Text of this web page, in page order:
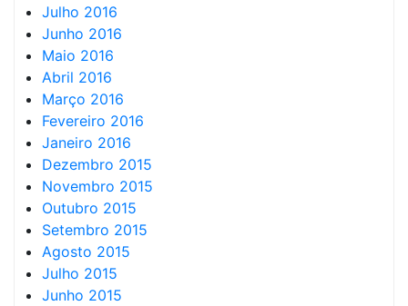
Julho 2016
Junho 2016
Maio 2016
Abril 2016
Março 2016
Fevereiro 2016
Janeiro 2016
Dezembro 2015
Novembro 2015
Outubro 2015
Setembro 2015
Agosto 2015
Julho 2015
Junho 2015